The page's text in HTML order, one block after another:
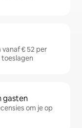
€ 52 per
toeslagen
gasten
om je op